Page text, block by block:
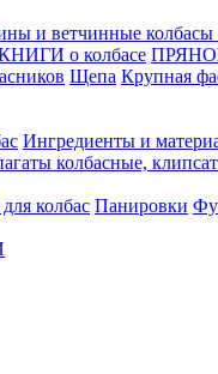
и ветчинные колбасы
о колбасе
Щепа Крупная
Ингредиенты и
колбасные,
колбас Панировки